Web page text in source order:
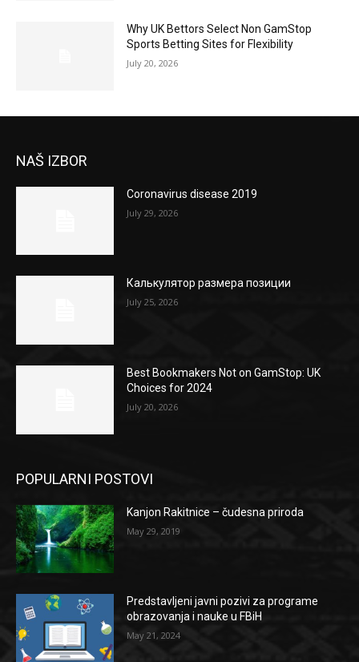
Why UK Bettors Select Non GamStop
Sports Betting Sites for Flexibility
July 20, 2026
NAŠ IZBOR
Coronavirus disease 2019
July 29, 2026
Калькулятор размера позиции
July 25, 2026
Best Bookmakers Not on GamStop: UK
Choices for 2024
July 20, 2026
POPULARNI POSTOVI
Kanjon Rakitnice – čudesna priroda
May 29, 2019
Predstavljeni javni pozivi za programe
obrazovanja i nauke u FBiH
May 21, 2024